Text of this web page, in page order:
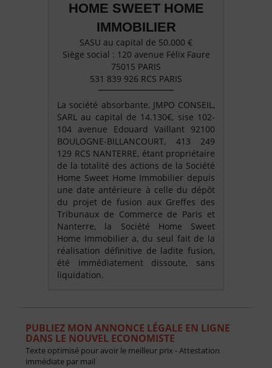
HOME SWEET HOME
IMMOBILIER
SASU au capital de 50.000 €
Siège social : 120 avenue Félix Faure
75015 PARIS
531 839 926 RCS PARIS
La société absorbante, JMPO CONSEIL,
SARL au capital de 14.130€, sise 102-
104 avenue Edouard Vaillant 92100
BOULOGNE-BILLANCOURT, 413 249
129 RCS NANTERRE, étant propriétaire
de la totalité des actions de la Société
Home Sweet Home Immobilier depuis
une date antérieure à celle du dépôt
du projet de fusion aux Greffes des
Tribunaux de Commerce de Paris et
Nanterre, la Société Home Sweet
Home Immobilier a, du seul fait de la
réalisation définitive de ladite fusion,
été immédiatement dissoute, sans
liquidation.
PUBLIEZ MON ANNONCE LÉGALE EN LIGNE
DANS LE NOUVEL ECONOMISTE
Texte optimisé pour avoir le meilleur prix - Attestation
immédiate par mail